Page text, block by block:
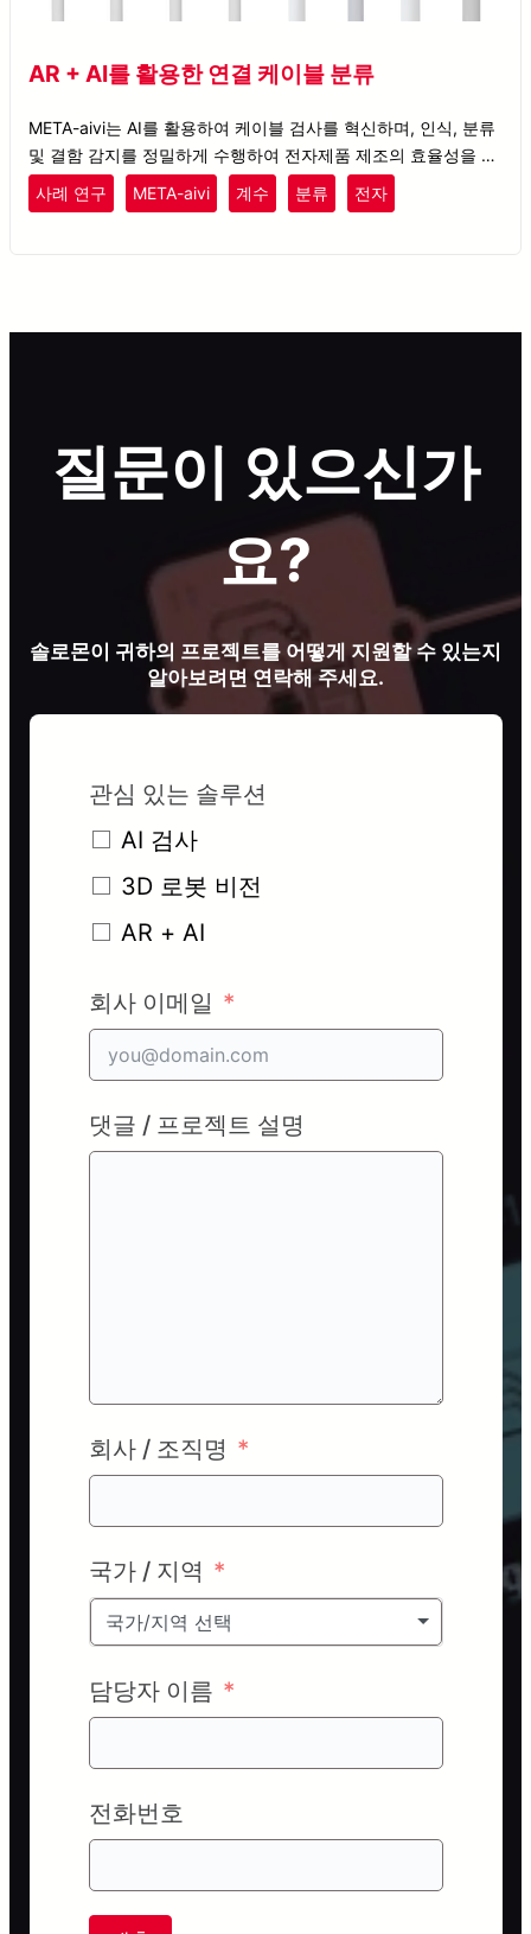
AR + AI를 활용한 연결 케이블 분류
META-aivi는 AI를 활용하여 케이블 검사를 혁신하며, 인식, 분류
및 결함 감지를 정밀하게 수행하여 전자제품 제조의 효율성을 높
입니다.
사례 연구 META-aivi 계수 분류 전자
질문이 있으신가
요?
솔로몬이 귀하의 프로젝트를 어떻게 지원할 수 있는지
알아보려면 연락해 주세요.
관심 있는 솔루션
AI 검사
3D 로봇 비전
AR + AI
회사 이메일
댓글 / 프로젝트 설명
회사 / 조직명
국가 / 지역
국가/지역 선택
담당자 이름
전화번호